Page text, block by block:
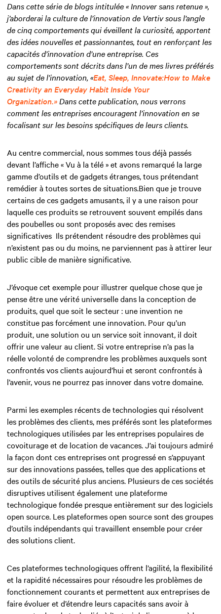
Dans cette série de blogs intitulée « Innover sans retenue »,
j’aborderai la culture de l’innovation de Vertiv sous l’angle
de cinq comportements qui éveillent la curiosité, apportent
des idées nouvelles et passionnantes, tout en renforçant les
capacités d’innovation d’une entreprise. Ces
comportements sont décrits dans l’un de mes livres préférés
au sujet de l’innovation, «Eat, Sleep, Innovate:How to Make
Creativity an Everyday Habit Inside Your
Organization.» Dans cette publication, nous verrons
comment les entreprises encouragent l’innovation en se
focalisant sur les besoins spécifiques de leurs clients.
Au centre commercial, nous sommes tous déjà passés
devant l’affiche « Vu à la télé » et avons remarqué la large
gamme d’outils et de gadgets étranges, tous prétendant
remédier à toutes sortes de situations.Bien que je trouve
certains de ces gadgets amusants, il y a une raison pour
laquelle ces produits se retrouvent souvent empilés dans
des poubelles ou sont proposés avec des remises
significatives Ils prétendent résoudre des problèmes qui
n’existent pas ou du moins, ne parviennent pas à attirer leur
public cible de manière significative.
J’évoque cet exemple pour illustrer quelque chose que je
pense être une vérité universelle dans la conception de
produits, quel que soit le secteur : une invention ne
constitue pas forcément une innovation. Pour qu’un
produit, une solution ou un service soit innovant, il doit
offrir une valeur au client. Si votre entreprise n’a pas la
réelle volonté de comprendre les problèmes auxquels sont
confrontés vos clients aujourd’hui et seront confrontés à
l’avenir, vous ne pourrez pas innover dans votre domaine.
Parmi les exemples récents de technologies qui résolvent
les problèmes des clients, mes préférés sont les plateformes
technologiques utilisées par les entreprises populaires de
covoiturage et de location de vacances. J’ai toujours admiré
la façon dont ces entreprises ont progressé en s’appuyant
sur des innovations passées, telles que des applications et
des outils de sécurité plus anciens. Plusieurs de ces sociétés
disruptives utilisent également une plateforme
technologique fondée presque entièrement sur des logiciels
open source. Les plateformes open source sont des groupes
d’outils indépendants qui travaillent ensemble pour créer
des solutions client.
Ces plateformes technologiques offrent l’agilité, la flexibilité
et la rapidité nécessaires pour résoudre les problèmes de
fonctionnement courants et permettent aux entreprises de
faire évoluer et d’étendre leurs capacités sans avoir à